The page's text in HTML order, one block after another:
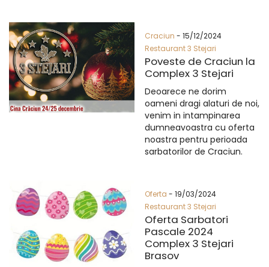
Craciun - 15/12/2024
Restaurant 3 Stejari
Poveste de Craciun la
Complex 3 Stejari
Deoarece ne dorim
oameni dragi alaturi de noi,
venim in intampinarea
dumneavoastra cu oferta
noastra pentru perioada
sarbatorilor de Craciun.
Oferta - 19/03/2024
Restaurant 3 Stejari
Oferta Sarbatori
Pascale 2024
Complex 3 Stejari
Brasov